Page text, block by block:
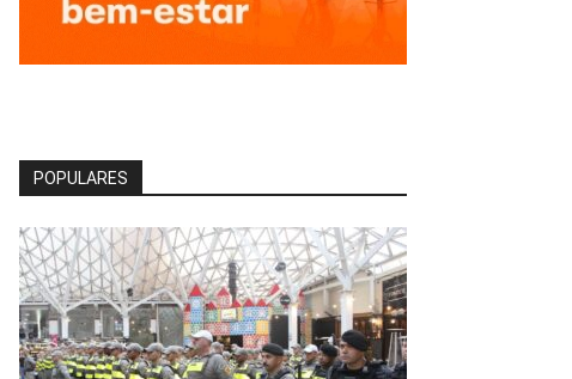
POPULARES